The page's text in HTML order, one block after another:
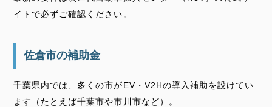
イトで必ずご確認ください。
佐倉市の補助金
千葉県内では、多くの市がEV・V2Hの導入補助を設けてい
ます（たとえば千葉市や市川市など）。